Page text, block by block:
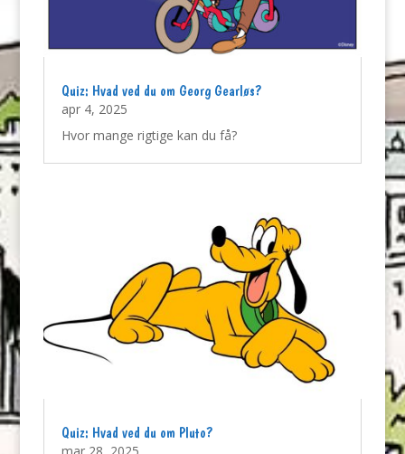
Quiz: Hvad ved du om Georg Gearløs?
apr 4, 2025
Hvor mange rigtige kan du få?
Quiz: Hvad ved du om Pluto?